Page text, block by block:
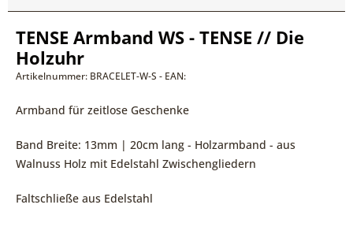
TENSE Armband WS - TENSE // Die
Holzuhr
Artikelnummer: BRACELET-W-S - EAN:
Armband für zeitlose Geschenke
Band Breite: 13mm | 20cm lang - Holzarmband - aus
Walnuss Holz mit Edelstahl Zwischengliedern
Faltschließe aus Edelstahl